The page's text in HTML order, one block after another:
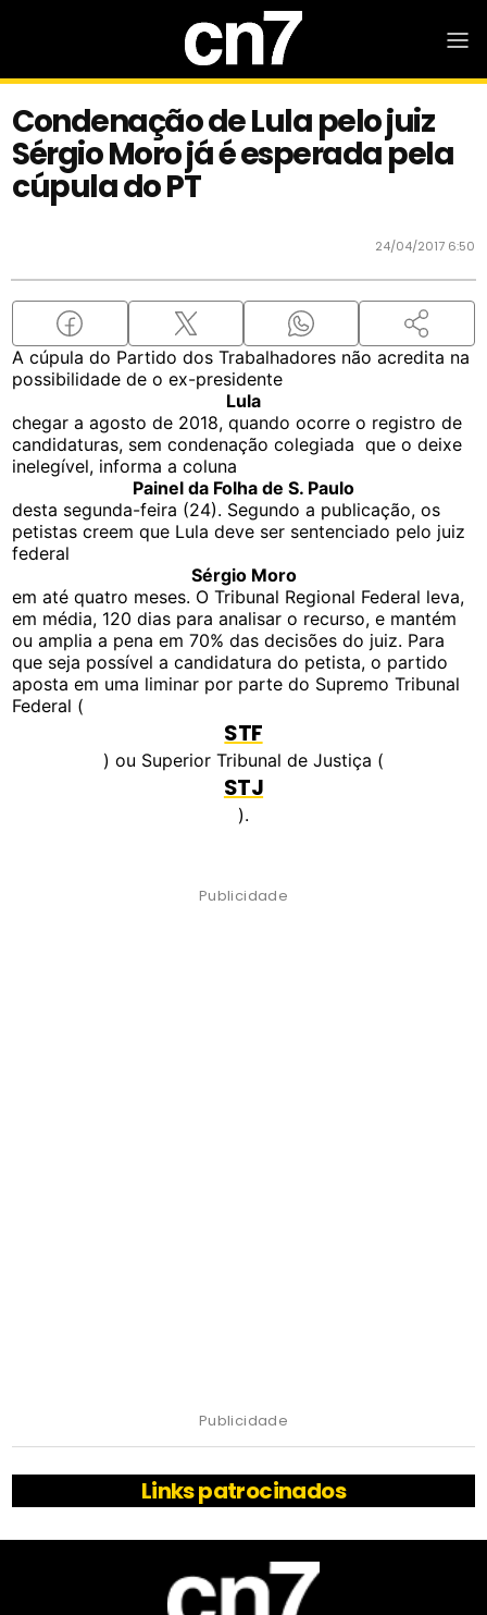
Condenação de Lula pelo juiz
Sérgio Moro já é esperada pela
cúpula do PT
24/04/2017 6:50
A cúpula do Partido dos Trabalhadores não acredita na
possibilidade de o ex-presidente
Lula
chegar a agosto de 2018, quando ocorre o registro de
candidaturas, sem condenação colegiada que o deixe
inelegível, informa a coluna
Painel da Folha de S. Paulo
desta segunda-feira (24). Segundo a publicação, os
petistas creem que Lula deve ser sentenciado pelo juiz
federal
Sérgio Moro
em até quatro meses. O Tribunal Regional Federal leva,
em média, 120 dias para analisar o recurso, e mantém
ou amplia a pena em 70% das decisões do juiz. Para
que seja possível a candidatura do petista, o partido
aposta em uma liminar por parte do Supremo Tribunal
Federal (
STF
) ou Superior Tribunal de Justiça (
STJ
).
Publicidade
Publicidade
Links patrocinados